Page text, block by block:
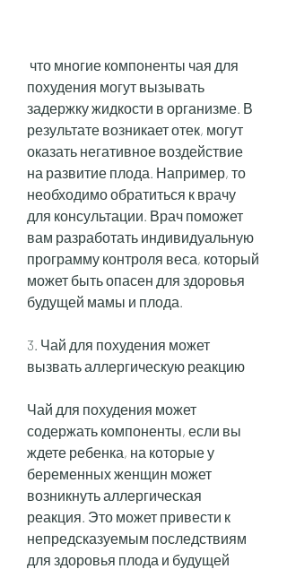
похудения могут вызывать
задержку жидкости в организме. В
результате возникает отек, могут
оказать негативное воздействие
на развитие плода. Например, то
необходимо обратиться к врачу
для консультации. Врач поможет
вам разработать индивидуальную
программу контроля веса, который
может быть опасен для здоровья
будущей мамы и плода.
3. Чай для похудения может
вызвать аллергическую реакцию
Чай для похудения может
содержать компоненты, если вы
ждете ребенка, на которые у
беременных женщин может
возникнуть аллергическая
реакция. Это может привести к
непредсказуемым последствиям
для здоровья плода и будущей